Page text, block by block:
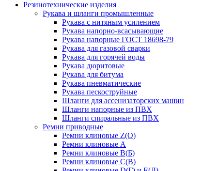
Резинотехнические изделия
Рукава и шланги промышленные
Рукава с нитяным усилением
Рукава напорно-всасывающие
Рукава напорные ГОСТ 18698-79
Рукава для газовой сварки
Рукава для горячей воды
Рукава дюритовые
Рукава для битума
Рукава пневматические
Рукава пескоструйные
Шланги для ассенизаторских машин
Шланги напорные из ПВХ
Шланги спиральные из ПВХ
Ремни приводные
Ремни клиновые Z(О)
Ремни клиновые А
Ремни клиновые В(Б)
Ремни клиновые С(В)